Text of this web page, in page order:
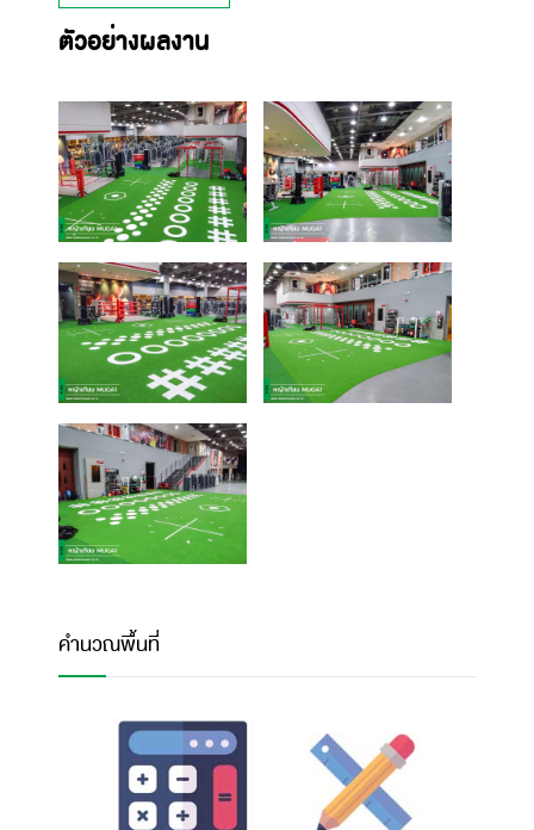
ตัวอย่างผลงาน
คำนวณพื้นที่